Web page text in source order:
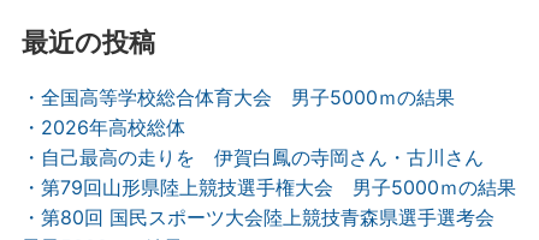
最近の投稿
・全国高等学校総合体育大会 男子5000ｍの結果
・2026年高校総体
・自己最高の走りを 伊賀白鳳の寺岡さん・古川さん
・第79回山形県陸上競技選手権大会 男子5000ｍの結果
・第80回 国民スポーツ大会陸上競技青森県選手選考会